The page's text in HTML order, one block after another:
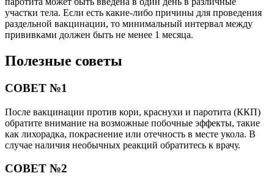
участки тела. Если есть какие-либо причины для проведения
раздельной вакцинации, то минимальный интервал между
прививками должен быть не менее 1 месяца.
Полезные советы
СОВЕТ №1
После вакцинации против кори, краснухи и паротита (ККП)
обратите внимание на возможные побочные эффекты, такие
как лихорадка, покраснение или отечность в месте укола. В
случае наличия необычных реакций обратитесь к врачу.
СОВЕТ №2